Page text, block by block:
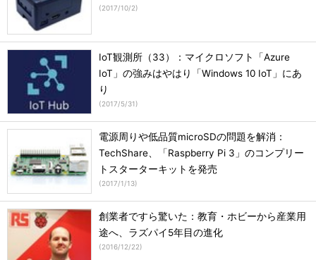
(2017/10/2)
IoT観測所（33）：マイクロソフト「Azure
IoT」の強みはやはり「Windows 10 IoT」にあ
り
(2017/5/31)
電源周りや低品質microSDの問題を解消：
TechShare、「Raspberry Pi 3」のコンプリー
トスターターキットを発売
(2017/1/13)
創業者ですら驚いた：教育・ホビーから産業用
途へ、ラズパイ5年目の進化
(2016/12/22)